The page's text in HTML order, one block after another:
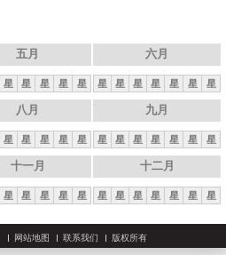
五月
星 星 星 星 星
六月
星 星 星 星 星 星 星
八月
星 星 星 星 星
九月
星 星 星 星 星 星 星
十一月
星 星 星 星 星
十二月
星 星 星 星 星 星 星
网站地图 联系我们 版权所有